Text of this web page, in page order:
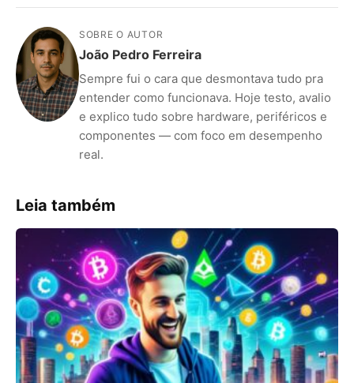
SOBRE O AUTOR
João Pedro Ferreira
Sempre fui o cara que desmontava tudo pra
entender como funcionava. Hoje testo, avalio
e explico tudo sobre hardware, periféricos e
componentes — com foco em desempenho
real.
Leia também